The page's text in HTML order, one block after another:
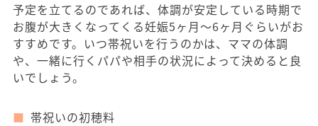
予定を立てるのであれば、体調が安定している時期で
お腹が大きくなってくる妊娠5ヶ月～6ヶ月ぐらいがお
すすめです。いつ帯祝いを行うのかは、ママの体調
や、一緒に行くパパや相手の状況によって決めると良
いでしょう。
帯祝いの初穂料